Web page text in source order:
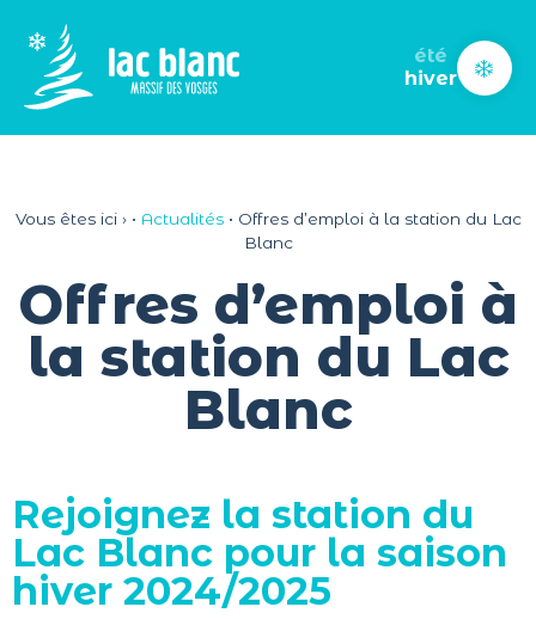
été
hiver
Vous êtes ici › • Actualités• Offres d’emploi à la station du Lac
Blanc
Offres d’emploi à
la station du Lac
Blanc
Rejoignez la station du
Lac Blanc pour la saison
hiver 2024/2025